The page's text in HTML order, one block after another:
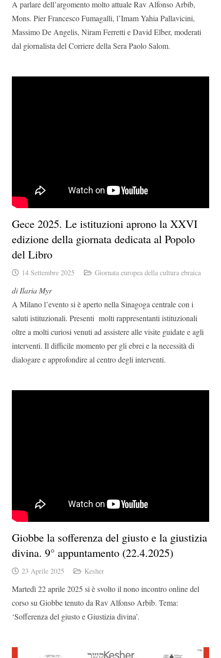
A parlare dell’argomento molto attuale Rav Alfonso Arbib,
Mons. Pier Francesco Fumagalli, l’Imam Yahia Pallavicini,
Massimo De Angelis, Niram Ferretti e David Elber, moderati
dal giornalista del Corriere della Sera Paolo Salom.
Gece 2025. Le istituzioni aprono la XXVI
edizione della giornata dedicata al Popolo
del Libro
14 Settembre 2025 Giornata europea della cultura ebraica
di Ilaria Myr
A Milano l’evento si è aperto nella Sinagoga centrale con i
saluti istituzionali. Presenti molti rappresentanti istituzionali
oltre a molti curiosi venuti ad assistere alle visite guidate e agli
interventi. Il difficile momento per gli ebrei e la necessità di
dialogare e approfondire al centro degli interventi.
Giobbe la sofferenza del giusto e la giustizia
divina. 9° appuntamento (22.4.2025)
23 Aprile 2025 Kesher
Martedì 22 aprile 2025 si è svolto il nono incontro online del
corso su Giobbe tenuto da Rav Alfonso Arbib. Tema:
‘Sofferenza del giusto e Giustizia divina’.